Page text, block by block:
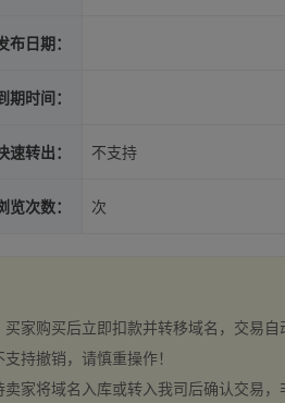
布日期：
期时间：
速转出： 不支持
览次数： 次
家购买后立即扣款并转移域名，交易
持撤销，请慎重操作！
家将域名入库或转入我司后确认交易